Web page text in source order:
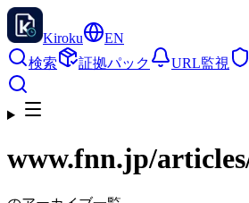
Kiroku
EN
検索
証拠パック URL監視
www.fnn.jp/